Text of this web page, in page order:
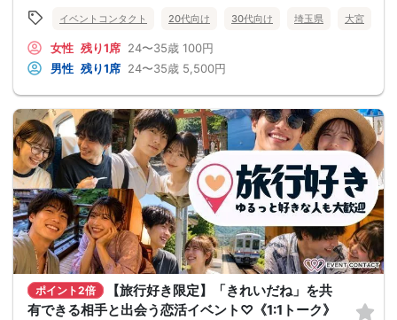
イベントコンタクト 20代向け 30代向け 埼玉県 大宮
女性 残り1席 24〜35歳 100円
男性 残り1席 24〜35歳 5,500円
ポイント2倍
【旅行好き限定】「きれいだね」を共
有できる相手と出会う恋活イベント♡《1:1トーク》